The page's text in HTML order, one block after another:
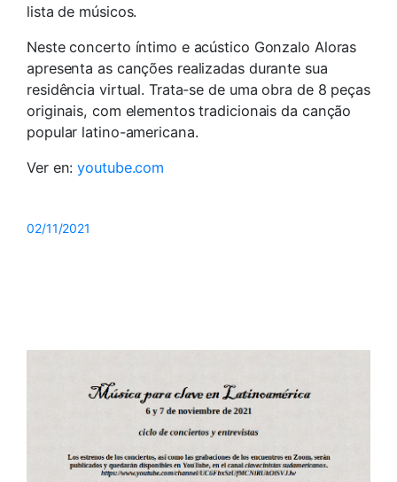
lista de músicos.
Neste concerto íntimo e acústico Gonzalo Aloras
apresenta as canções realizadas durante sua
residência virtual. Trata-se de uma obra de 8 peças
originais, com elementos tradicionais da canção
popular latino-americana.
Ver en:youtube.com
02/11/2021